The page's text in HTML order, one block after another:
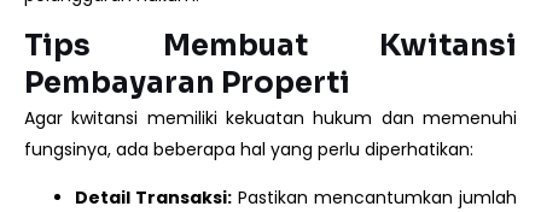
Tips Membuat Kwitansi
Pembayaran Properti
Agar kwitansi memiliki kekuatan hukum dan memenuhi
fungsinya, ada beberapa hal yang perlu diperhatikan:
Detail Transaksi: Pastikan mencantumkan jumlah